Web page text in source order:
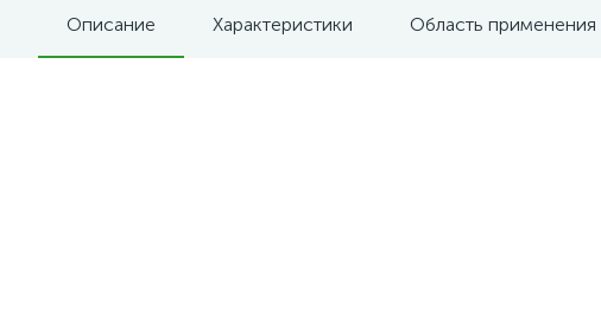
Описание Характеристики Область применения